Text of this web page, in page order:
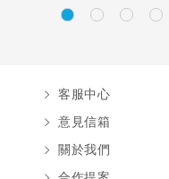
客服中心
意見信箱
關於我們